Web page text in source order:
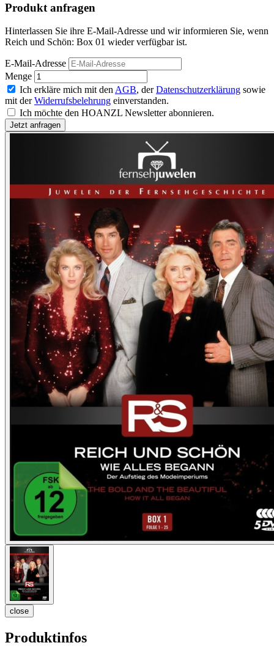
Produkt anfragen
Hinterlassen Sie ihre E-Mail-Adresse und wir informieren Sie, wenn
Reich und Schön: Box 01 wieder verfügbar ist.
E-Mail-Adresse
Menge
Ich erkläre mich mit den AGB, derDatenschutzerklärung sowie
mit derWiderrufsbelehrung einverstanden.
Ich möchte den HOANZL Newsletter abonnieren.
close
Produktinfos